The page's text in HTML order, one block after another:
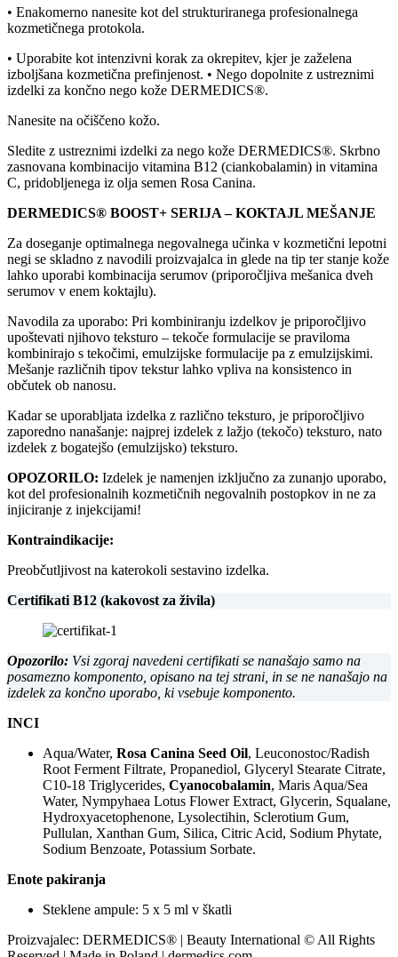
• Enakomerno nanesite kot del strukturiranega profesionalnega
kozmetičnega protokola.
• Uporabite kot intenzivni korak za okrepitev, kjer je zaželena
izboljšana kozmetična prefinjenost. • Nego dopolnite z ustreznimi
izdelki za končno nego kože DERMEDICS®.
Nanesite na očiščeno kožo.
Sledite z ustreznimi izdelki za nego kože DERMEDICS®. Skrbno
zasnovana kombinacijo vitamina B12 (ciankobalamin) in vitamina
C, pridobljenega iz olja semen Rosa Canina.
DERMEDICS® BOOST+ SERIJA – KOKTAJL MEŠANJE
Za doseganje optimalnega negovalnega učinka v kozmetični lepotni
negi se skladno z navodili proizvajalca in glede na tip ter stanje kože
lahko uporabi kombinacija serumov (priporočljiva mešanica dveh
serumov v enem koktajlu).
Navodila za uporabo: Pri kombiniranju izdelkov je priporočljivo
upoštevati njihovo teksturo – tekoče formulacije se praviloma
kombinirajo s tekočimi, emulzijske formulacije pa z emulzijskimi.
Mešanje različnih tipov tekstur lahko vpliva na konsistenco in
občutek ob nanosu.
Kadar se uporabljata izdelka z različno teksturo, je priporočljivo
zaporedno nanašanje: najprej izdelek z lažjo (tekočo) teksturo, nato
izdelek z bogatejšo (emulzijsko) teksturo.
OPOZORILO: Izdelek je namenjen izključno za zunanjo uporabo,
kot del profesionalnih kozmetičnih negovalnih postopkov in ne za
injiciranje z injekcijami!
Kontraindikacije:
Preobčutljivost na katerokoli sestavino izdelka.
Certifikati B12 (kakovost za živila)
Opozorilo: Vsi zgoraj navedeni certifikati se nanašajo samo na
posamezno komponento, opisano na tej strani, in se ne nanašajo na
izdelek za končno uporabo, ki vsebuje komponento.
INCI
Aqua/Water, Rosa Canina Seed Oil, Leuconostoc/Radish
Root Ferment Filtrate, Propanediol, Glyceryl Stearate Citrate,
C10-18 Triglycerides, Cyanocobalamin, Maris Aqua/Sea
Water, Nympyhaea Lotus Flower Extract, Glycerin, Squalane,
Hydroxyacetophenone, Lysolectihin, Sclerotium Gum,
Pullulan, Xanthan Gum, Silica, Citric Acid, Sodium Phytate,
Sodium Benzoate, Potassium Sorbate.
Enote pakiranja
Steklene ampule: 5 x 5 ml v škatli
Proizvajalec: DERMEDICS® | Beauty International © All Rights